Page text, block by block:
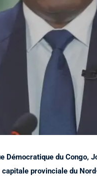
Démocratique du
capitale provinciale du